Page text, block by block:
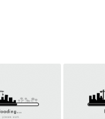
,吉田钢太郎,细田佳
结局剧情已揭晓
至豆瓣电视剧、电